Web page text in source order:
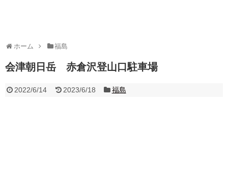
ホーム 福島
会津朝日岳 赤倉沢登山口駐車場
2022/6/14 2023/6/18 福島